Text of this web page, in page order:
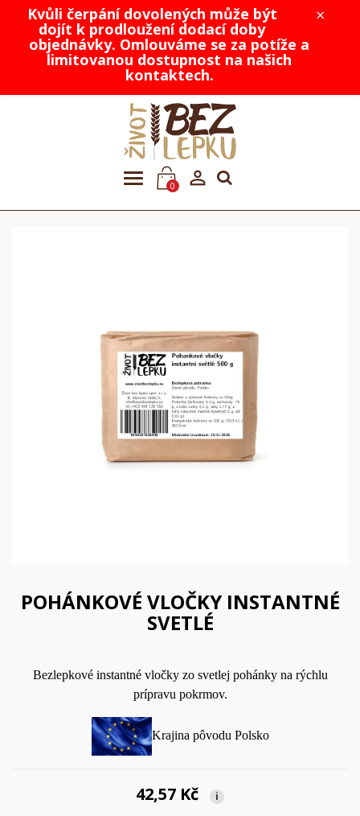
×
Kvůli čerpání dovolených může být
dojít k prodloužení dodací doby
objednávky. Omlouváme se za potíže a
limitovanou dostupnost na našich
kontaktech.
0 
POHÁNKOVÉ VLOČKY INSTANTNÉ
SVETLÉ
Bezlepkové instantné vločky zo svetlej pohánky na rýchlu
prípravu pokrmov.
Krajina pôvodu Polsko
42,57 Kč i